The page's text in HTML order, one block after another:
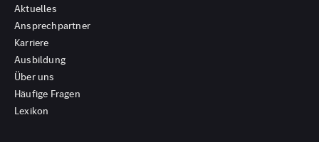
Aktuelles
Ansprechpartner
Karriere
Ausbildung
Über uns
Häufige Fragen
Lexikon